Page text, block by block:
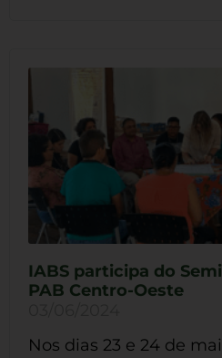
IABS participa do
PAB Centro-Oeste
Nos dias 23 e 24 de